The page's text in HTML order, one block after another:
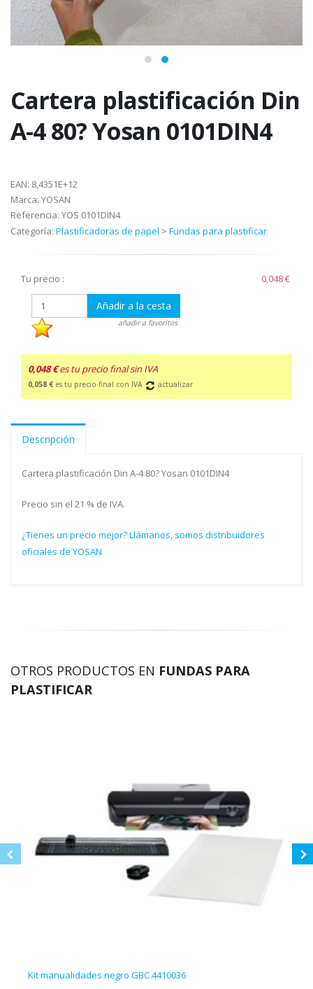
Cartera plastificación Din
A-4 80? Yosan 0101DIN4
EAN: 8,4351E+12
Marca: YOSAN
Referencia: YOS 0101DIN4
Categoría: Plastificadoras de papel > Fundas para plastificar
Tu precio : 0,048 €
Añadir a la cesta
añadir a favoritos
0,048 € es tu precio final sin IVA
0,058 € es tu precio final con IVA actualizar
Descripción
Cartera plastificación Din A-4 80? Yosan 0101DIN4
Precio sin el 21 % de IVA.
¿Tienes un precio mejor? Llámanos, somos distribuidores
oficiales de YOSAN
OTROS PRODUCTOS EN FUNDAS PARA
PLASTIFICAR
Kit manualidades negro GBC 4410036